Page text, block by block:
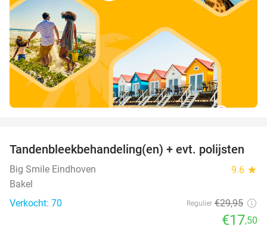
42%
Tandenbleekbehandeling(en) + evt. polijsten
Big Smile Eindhoven 9.6 star
Bakel
Verkocht: 70
Regulier €29,95
€17,50